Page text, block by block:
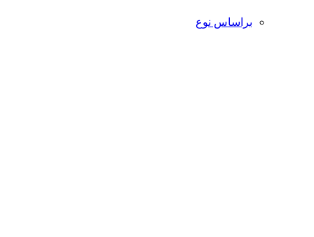
براساس نوع